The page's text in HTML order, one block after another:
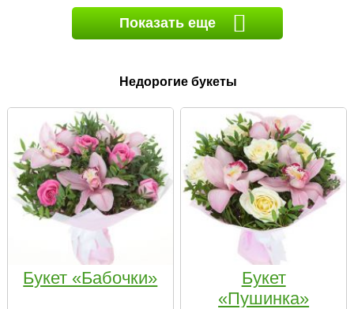
Показать еще
Недорогие букеты
Букет «Бабочки»
Букет
«Пушинка»